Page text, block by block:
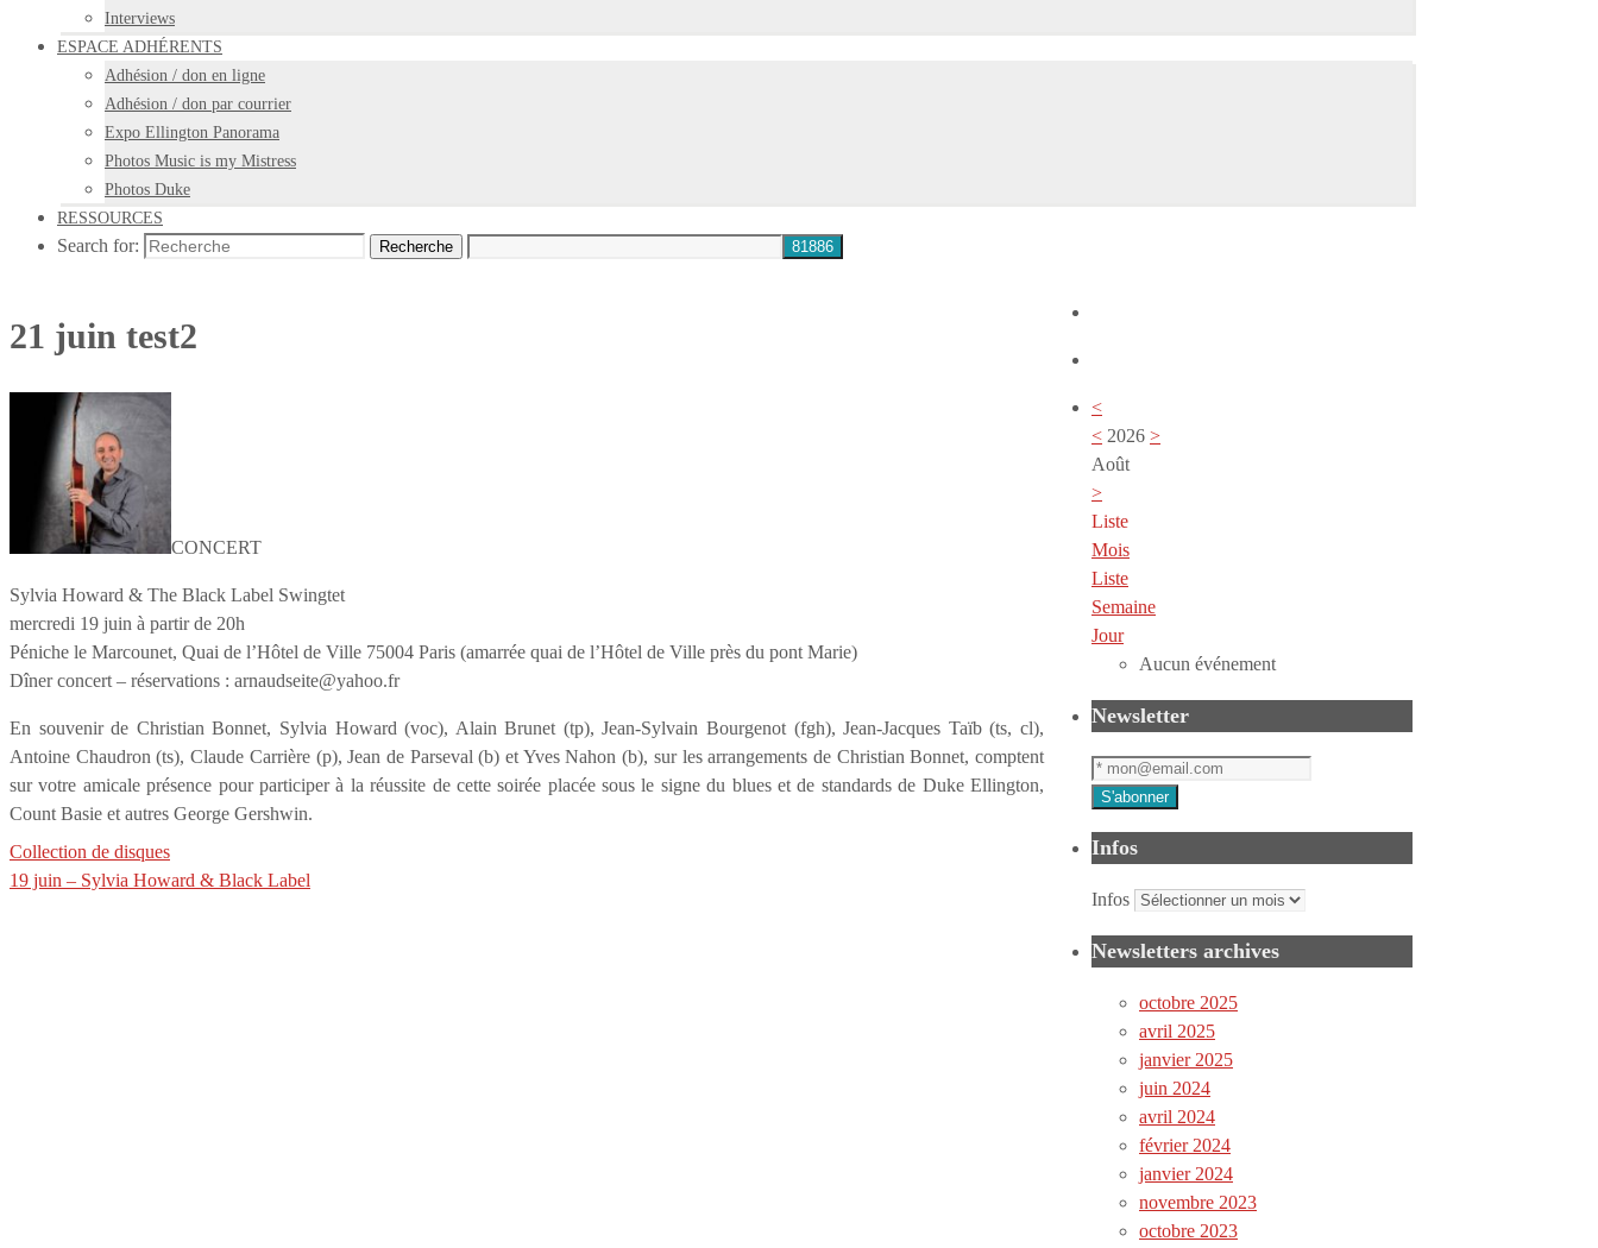
Interviews
ESPACE ADHÉRENTS
Adhésion / don en ligne
Adhésion / don par courrier
Expo Ellington Panorama
Photos Music is my Mistress
Photos Duke
RESSOURCES
Search for: Recherche
21 juin test2
CONCERT
Sylvia Howard & The Black Label Swingtet
mercredi 19 juin à partir de 20h
Péniche le Marcounet, Quai de l’Hôtel de Ville 75004 Paris (amarrée quai de l’Hôtel de Ville près du pont Marie)
Dîner concert – réservations : arnaudseite@yahoo.fr
En souvenir de Christian Bonnet, Sylvia Howard (voc), Alain Brunet (tp), Jean-Sylvain Bourgenot (fgh), Jean-Jacques Taïb (ts, cl),
Antoine Chaudron (ts), Claude Carrière (p), Jean de Parseval (b) et Yves Nahon (b), sur les arrangements de Christian Bonnet, comptent
sur votre amicale présence pour participer à la réussite de cette soirée placée sous le signe du blues et de standards de Duke Ellington,
Count Basie et autres George Gershwin.
Collection de disques
19 juin – Sylvia Howard & Black Label
<
< 2026 >
Août
>
Liste
Mois
Liste
Semaine
Jour
Aucun événement
Newsletter
Infos
Infos
Newsletters archives
octobre 2025
avril 2025
janvier 2025
juin 2024
avril 2024
février 2024
janvier 2024
novembre 2023
octobre 2023